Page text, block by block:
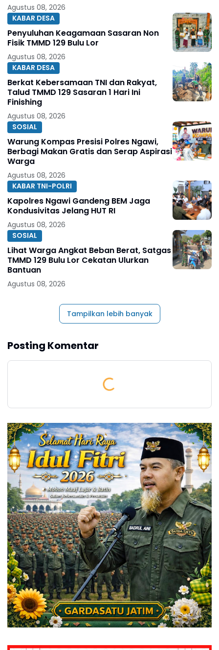
Agustus 08, 2026
KABAR DESA
Penyuluhan Keagamaan Sasaran Non
Fisik TMMD 129 Bulu Lor
Agustus 08, 2026
KABAR DESA
Berkat Kebersamaan TNI dan Rakyat,
Talud TMMD 129 Sasaran 1 Hari Ini
Finishing
Agustus 08, 2026
SOSIAL
Warung Kompas Presisi Polres Ngawi,
Berbagi Makan Gratis dan Serap Aspirasi
Warga
Agustus 08, 2026
KABAR TNI-POLRI
Kapolres Ngawi Gandeng BEM Jaga
Kondusivitas Jelang HUT RI
Agustus 08, 2026
SOSIAL
Lihat Warga Angkat Beban Berat, Satgas
TMMD 129 Bulu Lor Cekatan Ulurkan
Bantuan
Agustus 08, 2026
Tampilkan lebih banyak
Posting Komentar